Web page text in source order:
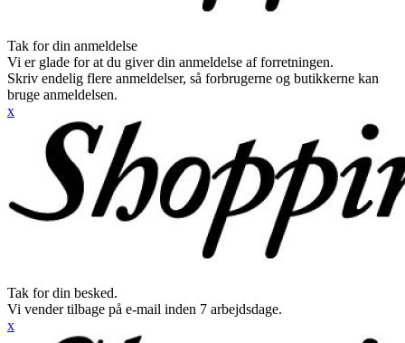
Tak for din anmeldelse
Vi er glade for at du giver din anmeldelse af forretningen.
Skriv endelig flere anmeldelser, så forbrugerne og butikkerne kan
bruge anmeldelsen.
x
Tak for din besked.
Vi vender tilbage på e-mail inden 7 arbejdsdage.
x